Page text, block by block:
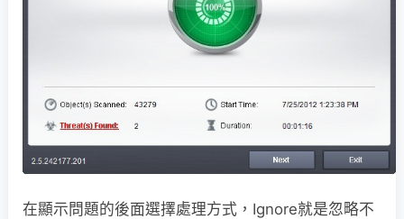
在顯示問題的後面選擇處理方式，Ignore就是忽略不